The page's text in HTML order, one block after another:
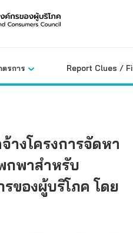
รการ Report Clues /
างโครงการจัดหา
กพาสำหรับ
ของผู้บริโภค โดย